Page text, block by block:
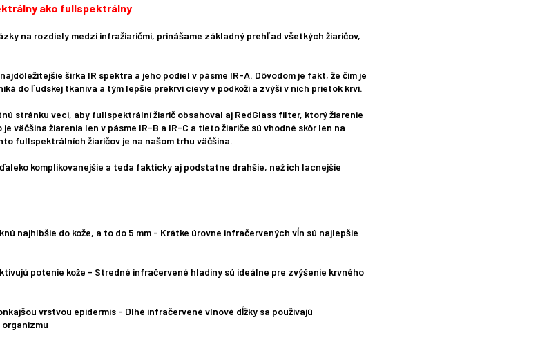
ako fullspektrálny
na rozdiely medzi infražiaričmi, prinášame základný prehľad všetkých žiaričov,
šírka IR spektra a jeho podiel v pásme IR-A. Dôvodom je fakt, že čím je
do ľudskej tkaniva a tým lepšie prekrví cievy v podkoží a zvýši v nich prietok krvi.
stránku veci, aby fullspektrální žiarič obsahoval aj RedGlass filter, ktorý žiarenie
väčšina žiarenia len v pásme IR-B a IR-C a tieto žiariče sú vhodné skôr len na
fullspektrálních žiaričov je na našom trhu väčšina.
komplikovanejšie a teda fakticky aj podstatne drahšie, než ich lacnejšie
najhlbšie do kože, a to do 5 mm - Krátke úrovne infračervených vĺn sú najlepšie
potenie kože - Stredné infračervené hladiny sú ideálne pre zvýšenie krvného
vrstvou epidermis - Dlhé infračervené vlnové dĺžky sa používajú